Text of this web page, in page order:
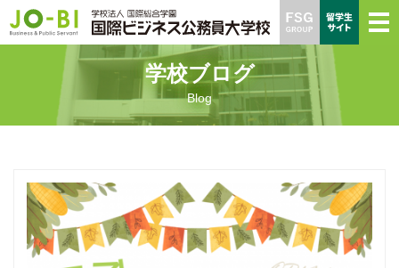
学校ブログ
Blog